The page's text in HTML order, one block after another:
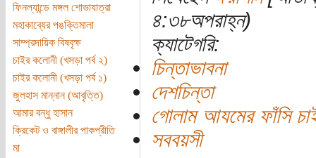
ফিনল্যান্ডে মঙ্গল শোভাযাত্রা
মহাকাব্যের পঙক্তিমালা
সাম্প্রদায়িক বিষবৃক্ষ
চাইর কলোনী (খসড়া পর্ব ২)
চাইর কলোনী (খসড়া পর্ব ১)
জুলহাস মান্নান (আবৃত্তি)
আমার বন্ধু হাসান
ক্রিকেট ও বাঙ্গালীর পাকপ্রীতি
মা
৪:৩৮অপরাহ্ন)
ক্যাটেগরি:
চিন্তাভাবনা
দেশচিন্তা
গোলাম আযমের ফাঁসি
সববয়সী